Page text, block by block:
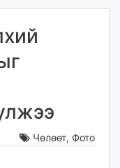
Чөлөөт, Фото